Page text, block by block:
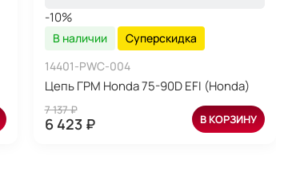
-10%
В наличии
Суперскидка
14401-PWC-004
Цепь ГРМ Honda 75-90D EFI (Honda)
7 137 ₽
6 423 ₽ В КОРЗИНУ